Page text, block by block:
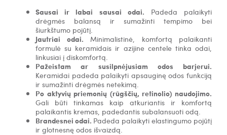
Sausai ir labai sausai odai. Padeda palaikyti
drėgmės balansą ir sumažinti tempimo bei
šiurkštumo pojūtį.
Jautriai odai. Minimalistinė, komfortą palaikanti
formulė su keramidais ir azijine centele tinka odai,
linkusiai į diskomfortą.
Pažeistam ar susilpnėjusiam odos barjerui.
Keramidai padeda palaikyti apsauginę odos funkciją
ir sumažinti drėgmės netekimą.
Po aktyvių priemonių (rūgščių, retinolio) naudojimo.
Gali būti tinkamas kaip atkuriantis ir komfortą
palaikantis kremas, padedantis subalansuoti odą.
Brandesnei odai. Padeda palaikyti elastingumo pojūtį
ir glotnesnę odos išvaizdą.